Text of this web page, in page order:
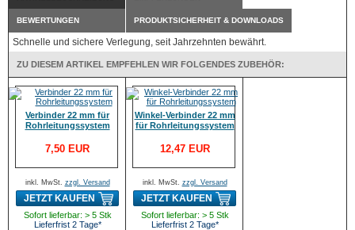
BEWERTUNGEN PRODUKTSICHERHEIT & DOWNLOADS
Schnelle und sichere Verlegung, seit Jahrzehnten bewährt.
ZU DIESEM ARTIKEL EMPFEHLEN WIR FOLGENDES ZUBEHÖR:
Verbinder 22 mm für
Rohrleitungssystem
7,50 EUR
inkl. MwSt. zzgl. Versand
JETZT KAUFEN
Sofort lieferbar: > 5 Stk
Lieferfrist 2 Tage*
Winkel-Verbinder 22 mm
für Rohrleitungssystem
12,47 EUR
inkl. MwSt. zzgl. Versand
JETZT KAUFEN
Sofort lieferbar: > 5 Stk
Lieferfrist 2 Tage*